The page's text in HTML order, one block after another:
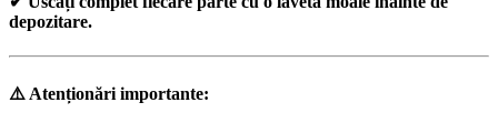
depozitare.
⚠️ Atenționări importante: